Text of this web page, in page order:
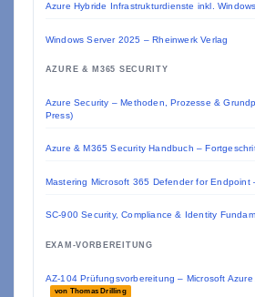
Azure Hybride Infrastrukturdienste inkl.
Windows Server 2025 – Rheinwerk Verlag
AZURE & M365 SECURITY
Azure Security – Methoden, Prozesse &
Press)
Azure & M365 Security Handbuch –
Mastering Microsoft 365 Defender for Endpoint
SC-900 Security, Compliance & Identity
EXAM-VORBEREITUNG
AZ-104 Prüfungsvorbereitung – Microsoft Azure
von Thomas Drilling